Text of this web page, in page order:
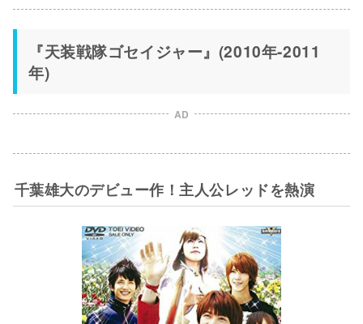
『天装戦隊ゴセイジャー』(2010年-2011
年)
AD
千葉雄大のデビュー作！主人公レッドを熱演